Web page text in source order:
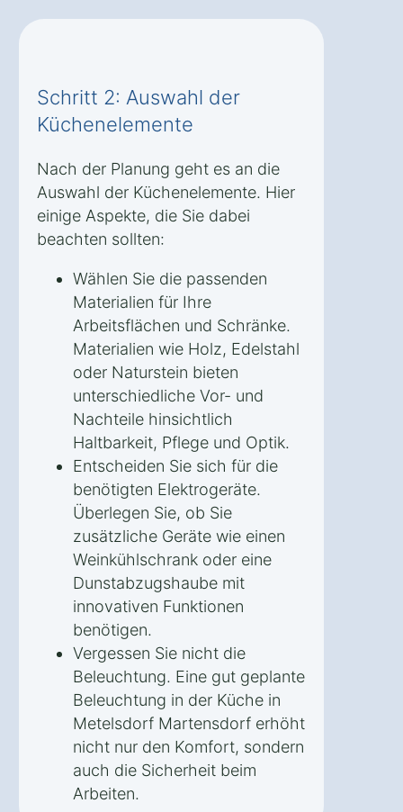
Schritt 2: Auswahl der
Küchenelemente
Nach der Planung geht es an die
Auswahl der Küchenelemente. Hier
einige Aspekte, die Sie dabei
beachten sollten:
Wählen Sie die passenden
Materialien für Ihre
Arbeitsflächen und Schränke.
Materialien wie Holz, Edelstahl
oder Naturstein bieten
unterschiedliche Vor- und
Nachteile hinsichtlich
Haltbarkeit, Pflege und Optik.
Entscheiden Sie sich für die
benötigten Elektrogeräte.
Überlegen Sie, ob Sie
zusätzliche Geräte wie einen
Weinkühlschrank oder eine
Dunstabzugshaube mit
innovativen Funktionen
benötigen.
Vergessen Sie nicht die
Beleuchtung. Eine gut geplante
Beleuchtung in der Küche in
Metelsdorf Martensdorf erhöht
nicht nur den Komfort, sondern
auch die Sicherheit beim
Arbeiten.